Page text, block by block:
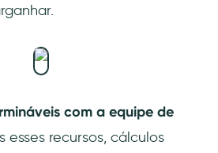
com a equipe de
esses recursos, cálculos